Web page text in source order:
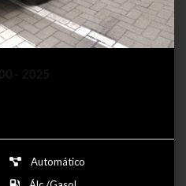
Automático